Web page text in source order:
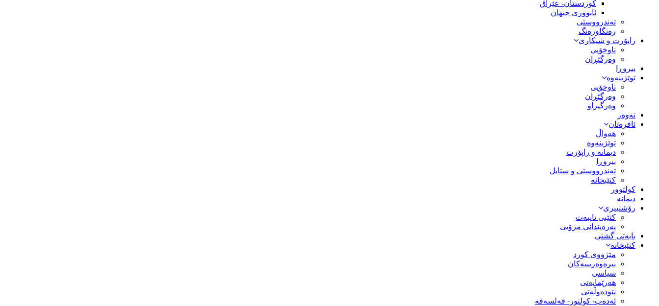
کوردستان- عێراق
ئابووری جیهان
تەندرووستی
رەنگاورەنگ
راپۆرت و شیکاری
ناوخۆیی
وەرگێڕان
بیروڕا
توێژینەوە
ناوخۆیی
وەرگێڕان
وەرگیراو
تەوەر
ئافرەتان
هەواڵ
توێژینەوە
دیمانە و راپۆرت
بیروڕا
تەندرووستی و ستایل
کتێبخانە
کولتوور
دیمانە
رۆشنبیری
کتێبی تایبەت
پەرەپێدانی مرۆیی
بابەتی گشتی
کتێبخانە
مێژووى کورد
بیرەوەریییەکان
سیاسى
هەرێمایەتی
نێودەوڵەتی
ئەدەب- کولتور- فەلسەفە